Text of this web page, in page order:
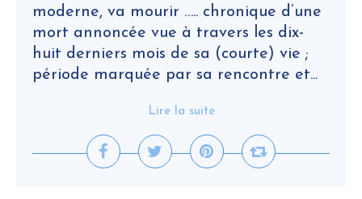
moderne, va mourir ….. chronique d’une
mort annoncée vue à travers les dix-
huit derniers mois de sa (courte) vie ;
période marquée par sa rencontre et...
Lire la suite